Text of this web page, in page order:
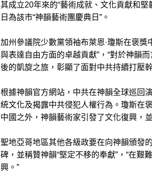
其成立20年來的“藝術成就、文化貢獻和
日為該市“神韻藝術團慶典日”。
加州參議院少數黨領袖布萊恩·瓊斯在褒
與表達自由方面的卓越貢獻”，“對於神韻
後的凱旋之旅，彰顯了面對中共持續打壓
根據神韻官方網站，中共在神韻全球巡回
統文化及揭露中共侵犯人權行為。瓊斯在
中國之外，神韻藝術家引發了文化復興，
聖地亞哥地區其他各級政要在向神韻頒發
碑，並稱贊神韻“堅定不移的奉獻”，“在
興。”